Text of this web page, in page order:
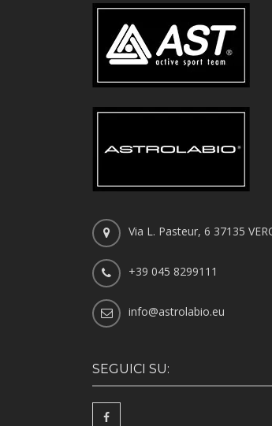
Via L. Pasteur, 6 37135
+39 045 8299111
info@astrolabio.eu
SEGUICI SU: